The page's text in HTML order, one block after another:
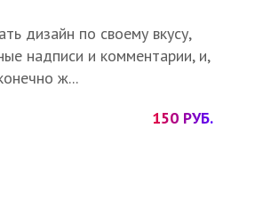
дизайн по своему вкусу,
надписи и комментарии, и,
ж...
150 РУБ.